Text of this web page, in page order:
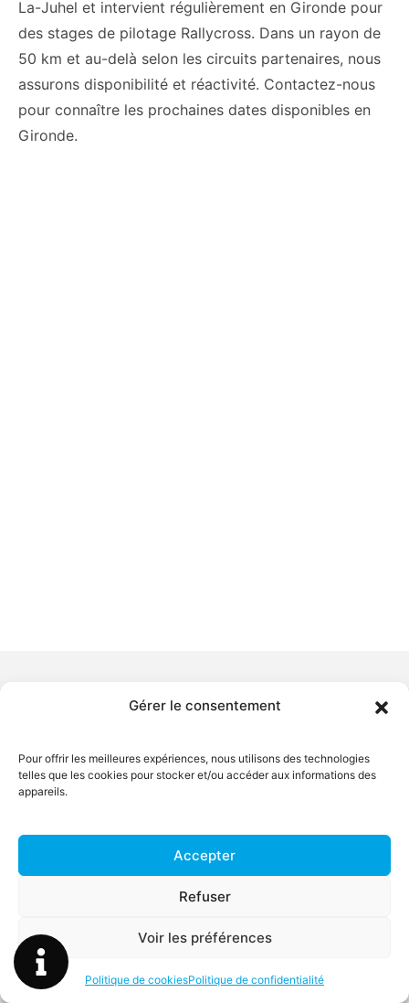
Gérer le consentement
Pour offrir les meilleures expériences, nous utilisons des technologies
telles que les cookies pour stocker et/ou accéder aux informations des
appareils.
Accepter
Refuser
Voir les préférences
Politique de cookiesPolitique de confidentialité
La-Juhel et intervient régulièrement en Gironde pour
des stages de pilotage Rallycross. Dans un rayon de
50 km et au-delà selon les circuits partenaires, nous
assurons disponibilité et réactivité. Contactez-nous
pour connaître les prochaines dates disponibles en
Gironde.
Gironde
Communes desservies
Belgique
Indre-et-Loire